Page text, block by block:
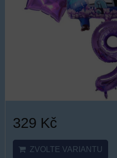
329 Kč
ZVOLTE VARIANTU